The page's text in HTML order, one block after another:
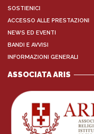
SOSTIENICI
ACCESSO ALLE PRESTAZIONI
NEWS ED EVENTI
BANDI E AVVISI
INFORMAZIONI GENERALI
ASSOCIATA ARIS